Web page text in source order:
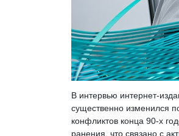
В интервью интернет-
существенно изменился
конфликтов конца 90-х
ранения, что связано с